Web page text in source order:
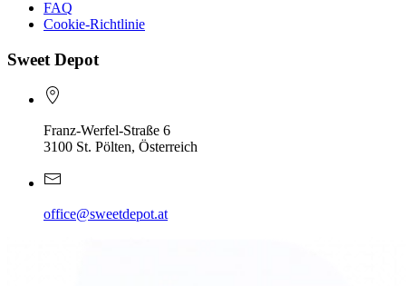
FAQ
Cookie-Richtlinie
Sweet Depot
Franz-Werfel-Straße 6
3100 St. Pölten, Österreich
office@sweetdepot.at